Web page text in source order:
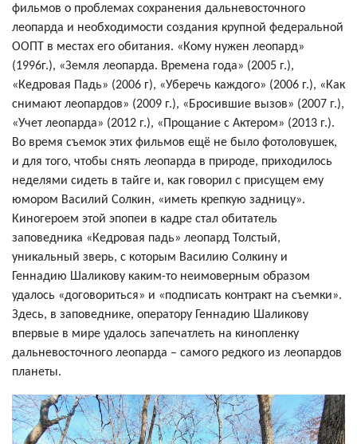
фильмов о проблемах сохранения дальневосточного
леопарда и необходимости создания крупной федеральной
ООПТ в местах его обитания. «Кому нужен леопард»
(1996г.), «Земля леопарда. Времена года» (2005 г.),
«Кедровая Падь» (2006 г), «Уберечь каждого» (2006 г.), «Как
снимают леопардов» (2009 г.), «Бросившие вызов» (2007 г.),
«Учет леопарда» (2012 г.), «Прощание с Актером» (2013 г.).
Во время съемок этих фильмов ещё не было фотоловушек,
и для того, чтобы снять леопарда в природе, приходилось
неделями сидеть в тайге и, как говорил с присущем ему
юмором Василий Солкин, «иметь крепкую задницу».
Киногероем этой эпопеи в кадре стал обитатель
заповедника «Кедровая падь» леопард Толстый,
уникальный зверь, с которым Василию Солкину и
Геннадию Шаликову каким-то неимоверным образом
удалось «договориться» и «подписать контракт на съемки».
Здесь, в заповеднике, оператору Геннадию Шаликову
впервые в мире удалось запечатлеть на кинопленку
дальневосточного леопарда – самого редкого из леопардов
планеты.